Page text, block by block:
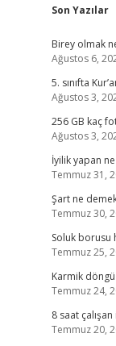
Son Yazılar
Birey olmak
Ağustos 6,
5. sınıfta
Ağustos 3,
256 GB kaç
Ağustos 3,
İyilik yapan
Temmuz 31,
Şart ne
Temmuz 30,
Soluk borusu
Temmuz 25,
Karmik
Temmuz 24,
8 saat
Temmuz 20,